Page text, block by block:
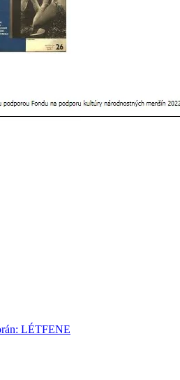
LÉTFENE